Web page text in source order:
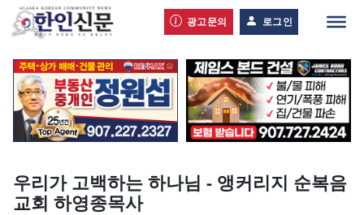
광고문의 로그인
우리가 고백하는 하나님 - 앵커리지 순복음
교회 하영종목사